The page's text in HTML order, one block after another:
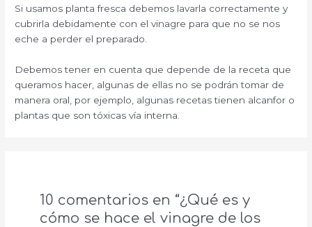
Si usamos planta fresca debemos lavarla correctamente y
cubrirla debidamente con el vinagre para que no se nos
eche a perder el preparado.
Debemos tener en cuenta que depende de la receta que
queramos hacer, algunas de ellas no se podrán tomar de
manera oral, por ejemplo, algunas recetas tienen alcanfor o
plantas que son tóxicas vía interna.
10 comentarios en “¿Qué es y
cómo se hace el vinagre de los